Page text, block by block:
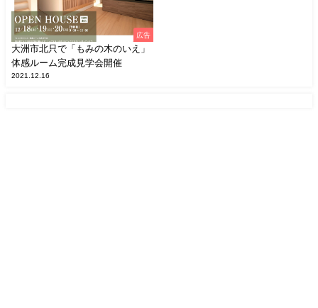
広告
大洲市北只で「もみの木のいえ」
体感ルーム完成見学会開催
2021.12.16